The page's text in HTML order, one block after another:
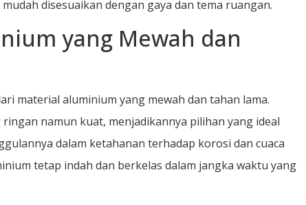
disesuaikan dengan gaya dan tema ruangan.
yang Mewah dan
material aluminium yang mewah dan tahan lama.
namun kuat, menjadikannya pilihan yang ideal
dalam ketahanan terhadap korosi dan cuaca
tetap indah dan berkelas dalam jangka waktu yang